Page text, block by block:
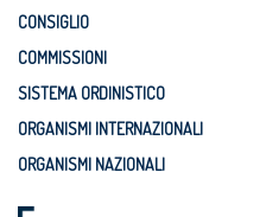
CONSIGLIO
COMMISSIONI
SISTEMA ORDINISTICO
ORGANISMI INTERNAZIONALI
ORGANISMI NAZIONALI